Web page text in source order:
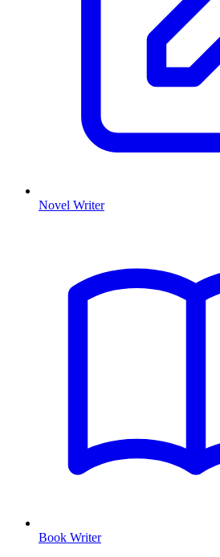
Novel Writer
Book Writer